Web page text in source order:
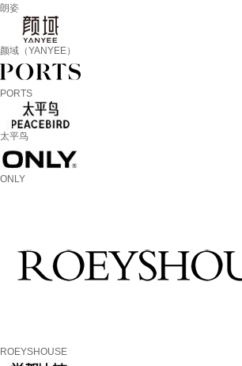
朗姿
颜域（YANYEE）
PORTS
太平鸟
ONLY
ROEYSHOUSE